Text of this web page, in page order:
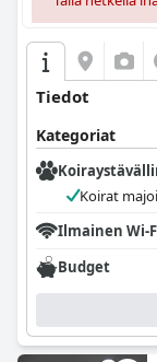
Tiedot
Kategoriat
Koirat
Ilmainen Wi-
Budget